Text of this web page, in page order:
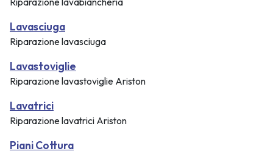
Lavasciuga
Riparazione lavasciuga
Lavastoviglie
Riparazione lavastoviglie Ariston
Lavatrici
Riparazione lavatrici Ariston
Piani Cottura